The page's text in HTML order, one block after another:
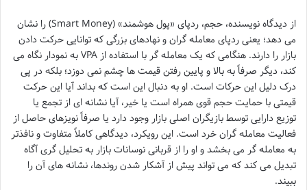
از دیدگاه نویسنده، حجم، ردپای «پول هوشمند» (Smart Money) را نشان
می دهد؛ یعنی ردپای معامله گران و نهادهای بزرگی که توانایی حرکت دادن
بازار را دارند. هنگامی که یک معامله گر با استفاده از VPA به نمودار نگاه می
کند، دیگر صرفاً به بالا و پایین رفتن قیمت ها چشم نمی دوزد؛ بلکه در پی
درک دلیل این حرکات است. او به دنبال این است که بداند آیا این حرکت
قیمتی با حمایت حجم قوی همراه است یا خیر، آیا نشانه ای از تجمع یا
توزیع دارایی توسط بازیگران اصلی بازار وجود دارد یا صرفاً نویزهای حاصل از
فعالیت معامله گران خرد است. این رویکرد، دیدگاهی کاملاً متفاوت و نافذتر
به معامله گر می بخشد و او را از قربانی نوسانات بازار به تحلیل گری آگاه
تبدیل می کند که می تواند پیش از آشکار شدن روندها، نشانه های آن را
ببیند.